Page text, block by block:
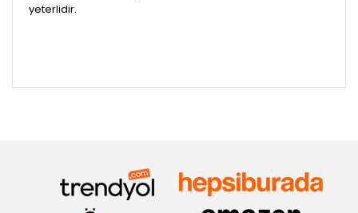
yeterlidir.